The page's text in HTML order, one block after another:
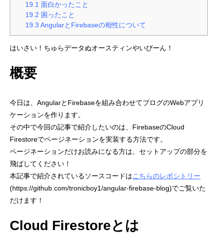
19.1 面白かったこと
19.2 困ったこと
19.3 AngularとFirebaseの相性について
はいさい！ちゅらデータぬオースティンやいびーん！
概要
今日は、AngularとFirebaseを組み合わせてブログのWebアプリ
ケーションを作ります。
その中で今回の記事で紹介したいのは、FirebaseのCloud
Firestoreでページネーションを実装する方法です。
ページネーションだけお読みになる方は、セットアップの部分を
飛ばしてください！
本記事で紹介されているソースコードはこちらのレポシトリー
(https://github.com/tronicboy1/angular-firebase-blog)でご覧いた
だけます！
Cloud Firestoreとは